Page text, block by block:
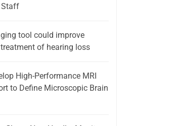
Staff
tool could improve
of hearing loss
High-Performance MRI
to Define Microscopic Brain